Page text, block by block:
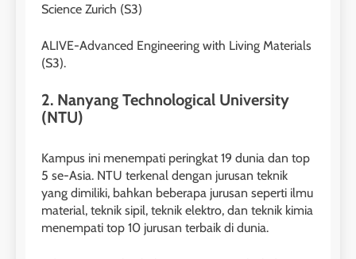
Science Zurich (S3)
ALIVE-Advanced Engineering with Living Materials
(S3).
2. Nanyang Technological University
(NTU)
Kampus ini menempati peringkat 19 dunia dan top
5 se-Asia. NTU terkenal dengan jurusan teknik
yang dimiliki, bahkan beberapa jurusan seperti ilmu
material, teknik sipil, teknik elektro, dan teknik kimia
menempati top 10 jurusan terbaik di dunia.